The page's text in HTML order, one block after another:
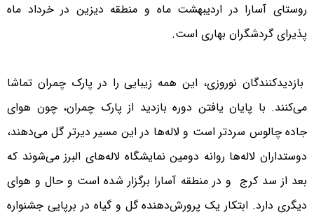
روستای آسارا در اردیبهشت ماه و منطقه دیزین در خرداد ماه
پذیرای گردشگران بهاری است.
بازدیدکنندگان نوروزی، این همه زیبایی را در پارک چمران تماشا
می‌کنند. با پایان یافتن دوره بازدید از پارک چمران، چون هوای
جاده چالوس سردتر است و لاله‌ها در این مسیر دیرتر گل می‌دهند،
دوستداران لاله‌ها روانه دومین نمایشگاه لاله‌های البرز می‌شوند که
بعد از سد کرج و در منطقه آسارا برگزار شده است و حال و هوای
دیگری دارد. ابتکار یک پرورش‌دهنده گل و گیاه در برپایی جشنواره